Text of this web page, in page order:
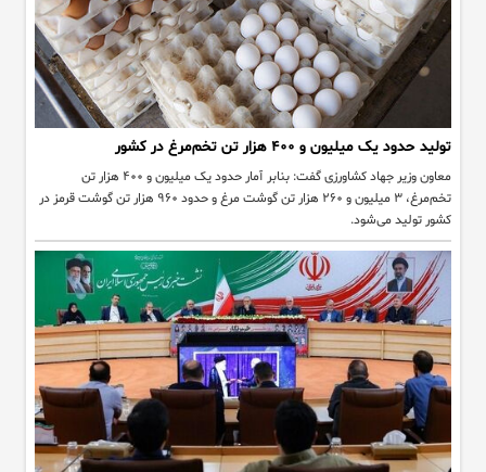
تولید حدود یک میلیون و ۴۰۰ هزار تن تخم‌مرغ در کشور
معاون وزیر جهاد کشاورزی گفت: بنابر آمار حدود یک میلیون و ۴۰۰ هزار تن
تخم‌مرغ، ۳ میلیون و ۲۶۰ هزار تن گوشت مرغ و حدود ۹۶۰ هزار تن گوشت قرمز در
کشور تولید می‌شود.